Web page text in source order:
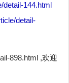
144.html
detail-
898.html ,欢迎